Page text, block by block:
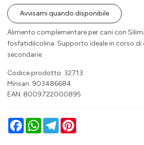
Avvisami quando disponibile
Alimento complementare per cani con
fosfatidilcolina. Supporto ideale in corso di
secondarie.
Codice prodotto: 32713
Minsan: 903486684
EAN: 8009722000895
FacebookWhatsAppTelegram